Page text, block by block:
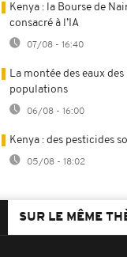
Kenya : la Bourse de
consacré à l’IA
07/08 - 16:40
La montée des eaux
populations
06/08 - 16:00
Kenya : des pesticides
05/08 - 18:02
SUR LE MÊME